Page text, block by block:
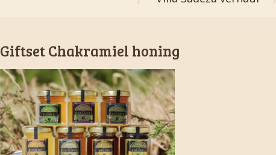
Giftset Chakramiel honing